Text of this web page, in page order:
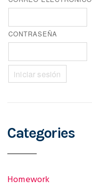
s
t
n
a
v
CONTRASEÑA
Categories
Homework